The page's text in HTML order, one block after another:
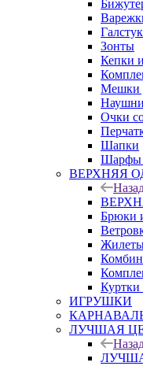
Зонты
Кепки
Мешки
Очки
Шапки
Шарфы
ВЕРХНЯЯ
Брюки
Куртки
ИГРУШКИ
ЛУЧШАЯ